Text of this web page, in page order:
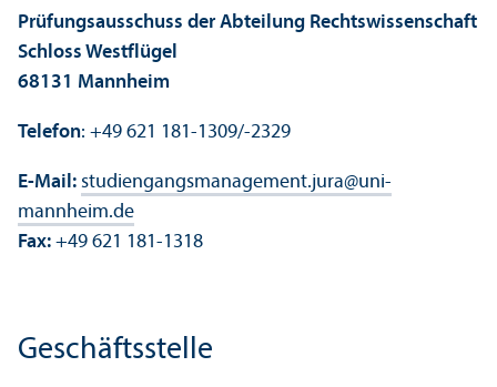
Prüfungs­ausschuss der Abteilung Rechts­wissenschaft
Schloss Westflügel
68131 Mannheim
Telefon: +49 621 181-1309/-2329
E-Mail: studien­gangsmanagement.jura@uni-
mannheim.de
Fax: +49 621 181-1318
Geschäfts­stelle